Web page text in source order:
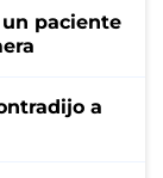
paciente
a